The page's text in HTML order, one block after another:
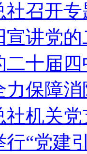
社召开
宣讲党
十届
力保障
社机关
“党建